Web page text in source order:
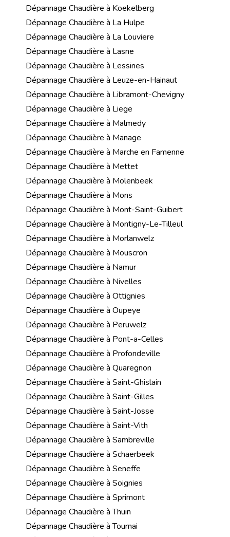
Dépannage Chaudière à Koekelberg
Dépannage Chaudière à La Hulpe
Dépannage Chaudière à La Louviere
Dépannage Chaudière à Lasne
Dépannage Chaudière à Lessines
Dépannage Chaudière à Leuze-en-Hainaut
Dépannage Chaudière à Libramont-Chevigny
Dépannage Chaudière à Liege
Dépannage Chaudière à Malmedy
Dépannage Chaudière à Manage
Dépannage Chaudière à Marche en Famenne
Dépannage Chaudière à Mettet
Dépannage Chaudière à Molenbeek
Dépannage Chaudière à Mons
Dépannage Chaudière à Mont-Saint-Guibert
Dépannage Chaudière à Montigny-Le-Tilleul
Dépannage Chaudière à Morlanwelz
Dépannage Chaudière à Mouscron
Dépannage Chaudière à Namur
Dépannage Chaudière à Nivelles
Dépannage Chaudière à Ottignies
Dépannage Chaudière à Oupeye
Dépannage Chaudière à Peruwelz
Dépannage Chaudière à Pont-a-Celles
Dépannage Chaudière à Profondeville
Dépannage Chaudière à Quaregnon
Dépannage Chaudière à Saint-Ghislain
Dépannage Chaudière à Saint-Gilles
Dépannage Chaudière à Saint-Josse
Dépannage Chaudière à Saint-Vith
Dépannage Chaudière à Sambreville
Dépannage Chaudière à Schaerbeek
Dépannage Chaudière à Seneffe
Dépannage Chaudière à Soignies
Dépannage Chaudière à Sprimont
Dépannage Chaudière à Thuin
Dépannage Chaudière à Tournai